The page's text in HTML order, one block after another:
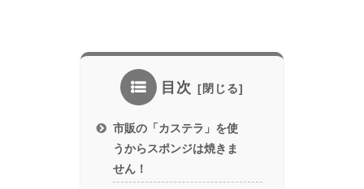
目次
市販の「カステラ」を使
うからスポンジは焼きま
せん！